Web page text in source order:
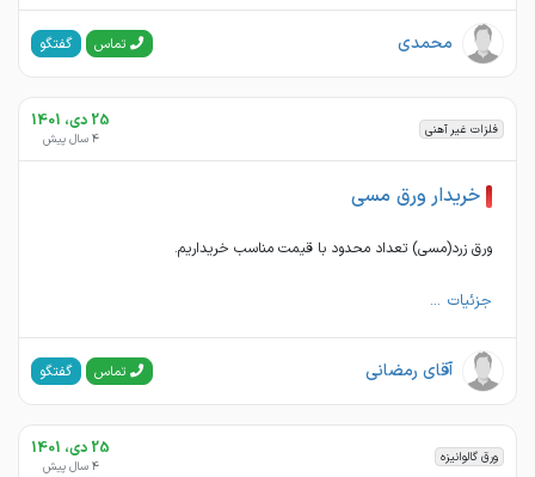
محمدی تماس گفتگو
فلزات غیر آهنی 25 دی، 1401
4 سال پیش
خریدار ورق مسی
ورق زرد(مسی) تعداد محدود با قیمت مناسب خریداریم.
جزئیات ...
آقای رمضانی تماس گفتگو
ورق گالوانیزه 25 دی، 1401
4 سال پیش